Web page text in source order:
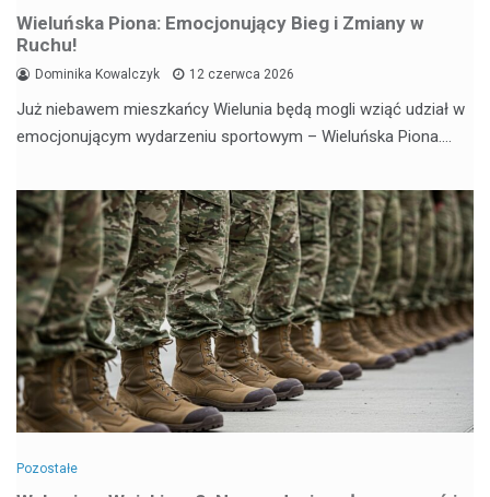
Wieluńska Piona: Emocjonujący Bieg i Zmiany w
Ruchu!
Dominika Kowalczyk 12 czerwca 2026
Już niebawem mieszkańcy Wielunia będą mogli wziąć udział w
emocjonującym wydarzeniu sportowym – Wieluńska Piona.…
Pozostałe